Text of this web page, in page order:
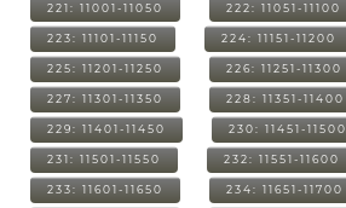
221: 11001-11050 222: 11051-11100
223: 11101-11150 224: 11151-11200
225: 11201-11250 226: 11251-11300
227: 11301-11350 228: 11351-11400
229: 11401-11450 230: 11451-11500
231: 11501-11550 232: 11551-11600
233: 11601-11650 234: 11651-11700